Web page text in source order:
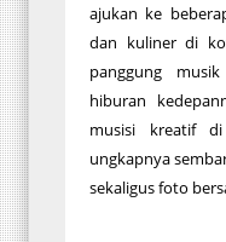
ajukan ke
dan kuliner di
panggung
hiburan
musisi kreatif
ungkapnya
sekaligus foto